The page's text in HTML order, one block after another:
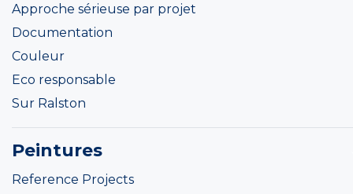
Approche sérieuse par projet
Documentation
Couleur
Eco responsable
Sur Ralston
Peintures
Reference Projects